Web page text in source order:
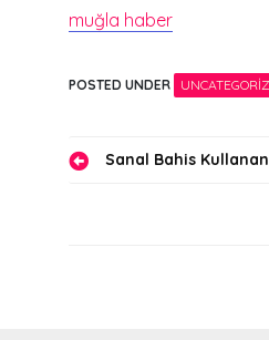
muğla haber
POSTED UNDER
YazıSanal Bahis